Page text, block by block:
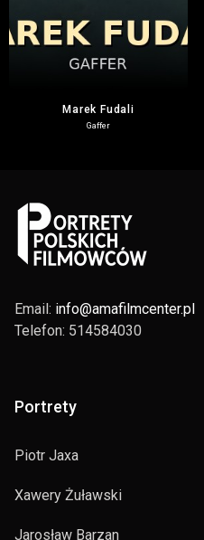
Marek Fudali
Gaffer
Email: info@amafilmcenter.pl
Telefon: 514584030
Portrety
Piotr Jaxa
Xawery Żuławski
Jarosław Barzan